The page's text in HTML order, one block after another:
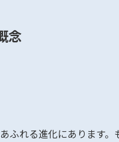
念
ふれる進化にあります。